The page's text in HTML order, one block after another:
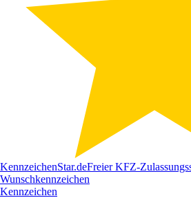
KennzeichenStar.deFreier KFZ-
Wunschkennzeichen
Kennzeichen